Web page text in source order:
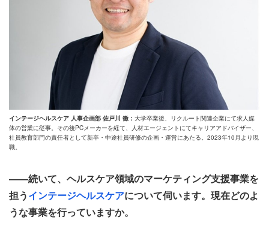
インテージヘルスケア 人事企画部 佐戸川 徹： 大学卒業後、リクルート関連企業にて求人媒
体の営業に従事。その後PCメーカーを経て、人材エージェントにてキャリアアドバイザー、
社員教育部門の責任者として新卒・中途社員研修の企画・運営にあたる。2023年10月より現
職。
――続いて、ヘルスケア領域のマーケティング支援事業を
担うインテージヘルスケアについて伺います。現在どのよ
うな事業を行っていますか。